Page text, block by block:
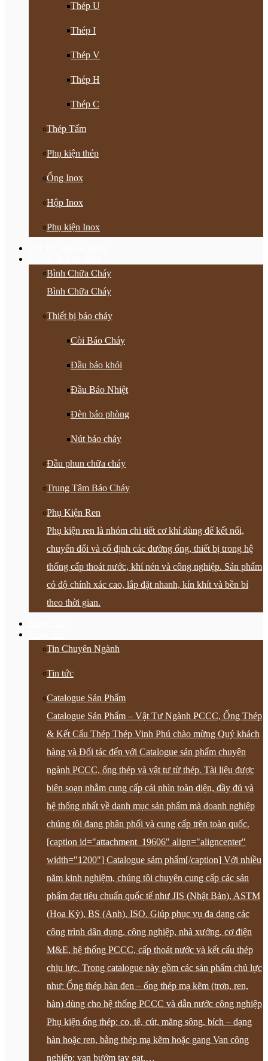
Thép U
Thép I
Thép V
Thép H
Thép C
Thép Tấm
Phụ kiện thép
Ống Inox
Hộp Inox
Phụ kiện Inox
Bình Chữa Cháy
Bình Chữa Cháy
Thiết bị báo cháy
Còi Báo Cháy
Đầu báo khói
Đầu Báo Nhiệt
Đèn báo phòng
Nút báo cháy
Đầu phun chữa cháy
Trung Tâm Báo Cháy
Phụ Kiện Ren
Phụ kiện ren là nhóm chi tiết cơ khí dùng để kết nối,
chuyển đổi và cố định các đường ống, thiết bị trong hệ
thống cấp thoát nước, khí nén và công nghiệp. Sản phẩm
có độ chính xác cao, lắp đặt nhanh, kín khít và bền bỉ
theo thời gian.
Tin Chuyên Ngành
Tin tức
Catalogue Sản Phẩm
Catalogue Sản Phẩm – Vật Tư Ngành PCCC, Ống Thép
& Kết Cấu Thép Thép Vinh Phú chào mừng Quý khách
hàng và Đối tác đến với Catalogue sản phẩm chuyên
ngành PCCC, ống thép và vật tư từ thép. Tài liệu được
biên soạn nhằm cung cấp cái nhìn toàn diện, đầy đủ và
hệ thống nhất về danh mục sản phẩm mà doanh nghiệp
chúng tôi đang phân phối và cung cấp trên toàn quốc.
[caption id="attachment_19606" align="aligncenter"
width="1200"] Catalogue sảm phẩm[/caption] Với nhiều
năm kinh nghiệm, chúng tôi chuyên cung cấp các sản
phẩm đạt tiêu chuẩn quốc tế như JIS (Nhật Bản), ASTM
(Hoa Kỳ), BS (Anh), ISO. Giúp phục vụ đa dạng các
công trình dân dụng, công nghiệp, nhà xưởng, cơ điện
M&E, hệ thống PCCC, cấp thoát nước và kết cấu thép
chịu lực. Trong catalogue này gồm các sản phẩm chủ lực
như: Ống thép hàn đen – ống thép mạ kẽm (trơn, ren,
hàn) dùng cho hệ thống PCCC và dẫn nước công nghiệp
Phụ kiện ống thép: co, tê, cút, măng sông, bích – dạng
hàn hoặc ren, bằng thép mạ kẽm hoặc gang Van công
nghiệp: van bướm tay gạt,…